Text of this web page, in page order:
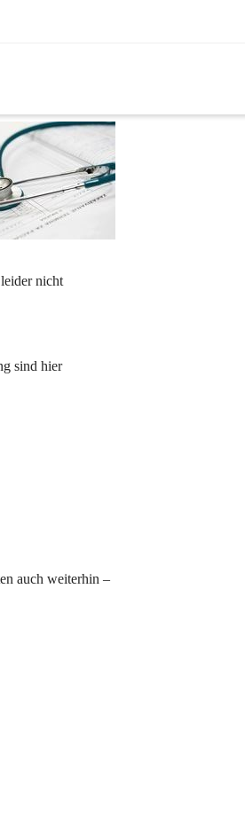
nicht
sind hier
auch weiterhin –